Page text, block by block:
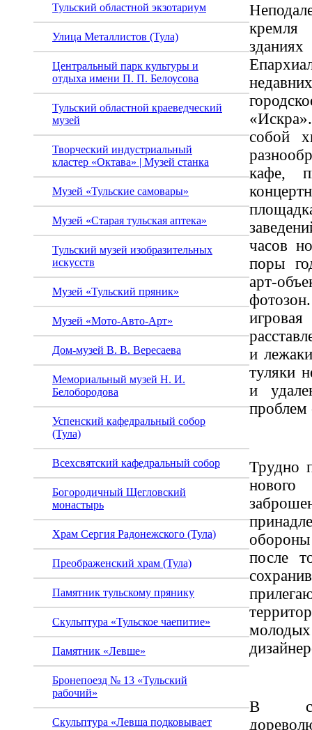
Тульский областной экзотариум
Улица Металлистов (Тула)
Центральный парк культуры и
отдыха имени П. П. Белоусова
Тульский областной краеведческий
музей
Творческий индустриальный
кластер «Октава» | Музей станка
Музей «Тульские самовары»
Музей «Старая тульская аптека»
Тульский музей изобразительных
искусств
Музей «Тульский пряник»
Музей «Мото-Авто-Арт»
Дом-музей В. В. Вересаева
Мемориальный музей Н. И.
Белобородова
Успенский кафедральный собор
(Тула)
Всехсвятский кафедральный собор
Богородичный Щегловский
монастырь
Храм Сергия Радонежского (Тула)
Преображенский храм (Тула)
Памятник тульскому прянику
Скульптура «Тульское чаепитие»
Памятник «Левше»
Бронепоезд № 13 «Тульский
рабочий»
Скульптура «Левша подковывает
собой
кафе,
часов
поры
арт-
и
туляки
и
проблем
Трудно
после
В